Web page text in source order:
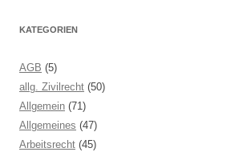
KATEGORIEN
AGB (5)
allg. Zivilrecht (50)
Allgemein (71)
Allgemeines (47)
Arbeitsrecht (45)